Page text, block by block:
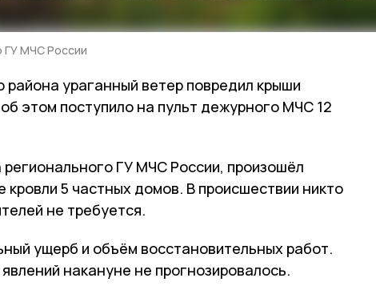
ГУ МЧС России
района ураганный ветер повредил крыши
этом поступило на пульт дежурного МЧС 12
ГУ МЧС России, произошёл
кровли 5 частных домов. В происшествии никто
не требуется.
ущерб и объём восстановительных работ.
накануне не прогнозировалось.